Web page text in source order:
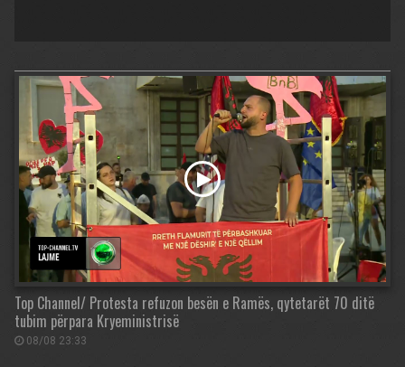
Top Channel/ Protesta refuzon besën e Ramës, qytetarët 70 ditë
tubim përpara Kryeministrisë
08/08 23:33